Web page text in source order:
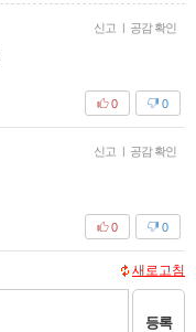
신고 | 공감 확인
0
0
신고 | 공감 확인
0
0
새로고침
등록